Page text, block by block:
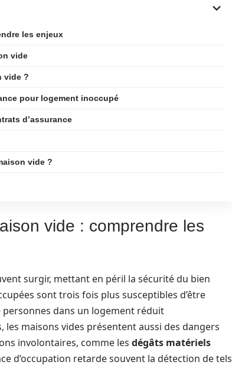
les enjeux
vide
vide ?
pour logement inoccupé
d’assurance
vide ?
vide : comprendre les
surgir, mettant en péril la sécurité du bien
sont trois fois plus susceptibles d’être
personnes dans un logement réduit
maisons vides présentent aussi des dangers
involontaires, comme les dégâts matériels
d’occupation retarde souvent la détection de tels